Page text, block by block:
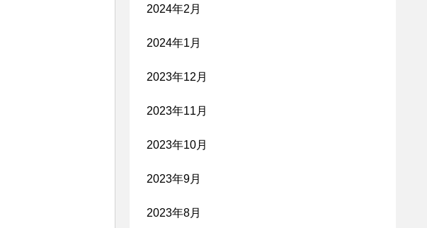
2024年2月
2024年1月
2023年12月
2023年11月
2023年10月
2023年9月
2023年8月